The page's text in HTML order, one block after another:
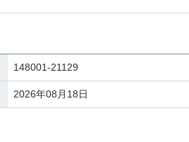
148001-21129
2026年08月18日